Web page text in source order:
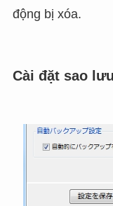
động bị xóa.
Cài đặt sao